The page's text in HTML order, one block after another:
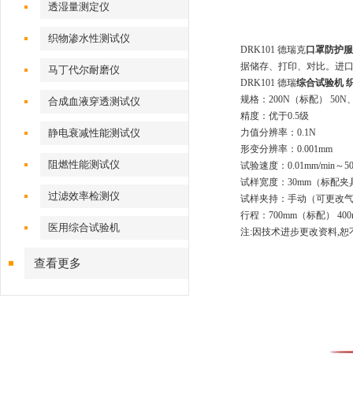
透湿量测定仪
织物渗水性测试仪
马丁代尔耐磨仪
合成血液穿透测试仪
静电衰减性能测试仪
阻燃性能测试仪
过滤效率检测仪
医用综合试验机
查看更多
DRK101 德瑞克口罩防护
据储存、打印、对比。进
DRK101 德瑞综合试验机
规格：200N（标配） 50N
精度：优于0.5级
力值分辨率：0.1N
形变分辨率：0.001mm
试验速度：0.01mm/min～
试样宽度：30mm（标配夹
试样夹持：手动（可更改
行程：700mm（标配）
注:因技术进步更改资料,